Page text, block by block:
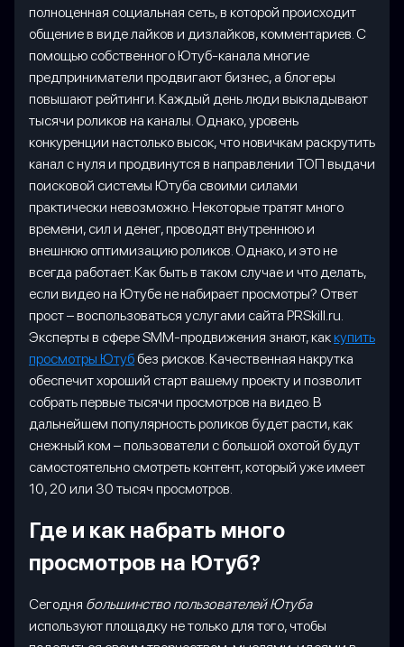
полноценная социальная сеть, в которой происходит
общение в виде лайков и дизлайков, комментариев. С
помощью собственного Ютуб-канала многие
предприниматели продвигают бизнес, а блогеры
повышают рейтинги. Каждый день люди выкладывают
тысячи роликов на каналы. Однако, уровень
конкуренции настолько высок, что новичкам раскрутить
канал с нуля и продвинутся в направлении ТОП выдачи
поисковой системы Ютуба своими силами
практически невозможно. Некоторые тратят много
времени, сил и денег, проводят внутреннюю и
внешнюю оптимизацию роликов. Однако, и это не
всегда работает. Как быть в таком случае и что делать,
если видео на Ютубе не набирает просмотры? Ответ
прост – воспользоваться услугами сайта PRSkill.ru.
Эксперты в сфере SMM-продвижения знают, как купить
просмотры Ютуб без рисков. Качественная накрутка
обеспечит хороший старт вашему проекту и позволит
собрать первые тысячи просмотров на видео. В
дальнейшем популярность роликов будет расти, как
снежный ком – пользователи с большой охотой будут
самостоятельно смотреть контент, который уже имеет
10, 20 или 30 тысяч просмотров.
Где и как набрать много
просмотров на Ютуб?
Сегодня большинство пользователей Ютуба
используют площадку не только для того, чтобы